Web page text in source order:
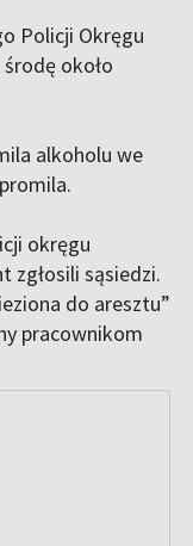
Policji Okręgu
około
alkoholu we
okręgu
zgłosili sąsiedzi.
do aresztu”
pracownikom